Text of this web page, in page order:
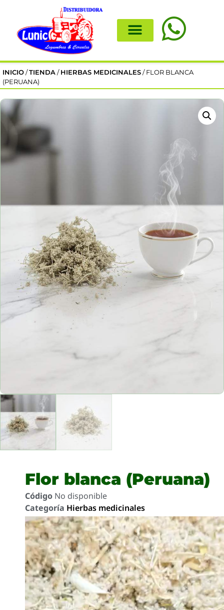
INICIO /TIENDA / HIERBAS MEDICINALES / FLOR BLANCA
(PERUANA)
Flor blanca (Peruana)
Código No disponible
Categoría Hierbas medicinales
Reproductor
de
video